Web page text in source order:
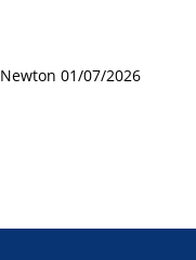
01/07/2026